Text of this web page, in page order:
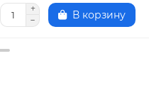
В корзину